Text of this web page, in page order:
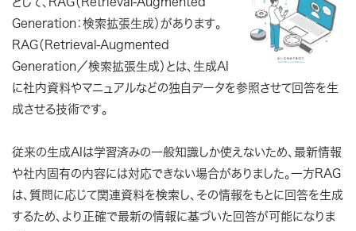
Generation：検索拡張生成）があります。
RAG（Retrieval-Augmented
Generation／検索拡張生成）とは、生成AI
に社内資料やマニュアルなどの独自データを参照させて回答を生
成させる技術です。
従来の生成AIは学習済みの一般知識しか使えないため、最新情報
や社内固有の内容には対応できない場合がありました。一方RAG
は、質問に応じて関連資料を検索し、その情報をもとに回答を生成
するため、より正確で最新の情報に基づいた回答が可能になりま